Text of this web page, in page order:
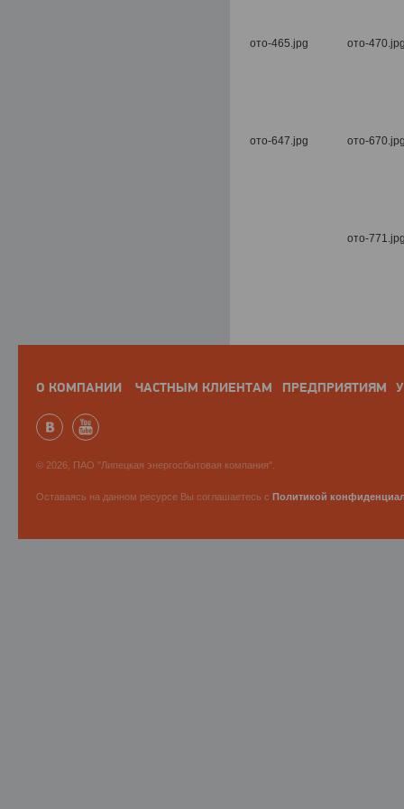
О КОМПАНИИ ЧАСТНЫМ КЛИЕНТАМ ПРЕДПРИЯТИЯМ
© 2026, ПАО "Липецкая энергосбытовая компания".
Оставаясь на данном ресурсе Вы соглашаетесь с Политикой